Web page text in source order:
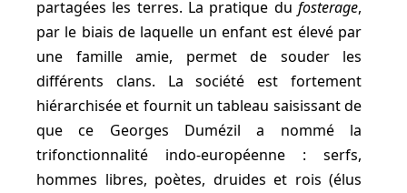
partagées les terres. La pratique du fosterage,
par le biais de laquelle un enfant est élevé par
une famille amie, permet de souder les
différents clans. La société est fortement
hiérarchisée et fournit un tableau saisissant de
que ce Georges Dumézil a nommé la
trifonctionnalité indo-européenne : serfs,
hommes libres, poètes, druides et rois (élus